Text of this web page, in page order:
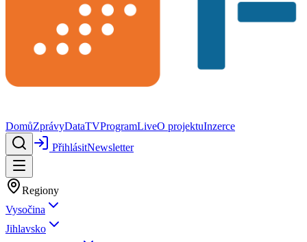
DomůZprávyDataTVProgramLiveO projektuInzerce
PřihlásitNewsletter
Regiony
Vysočina
Jihlavsko